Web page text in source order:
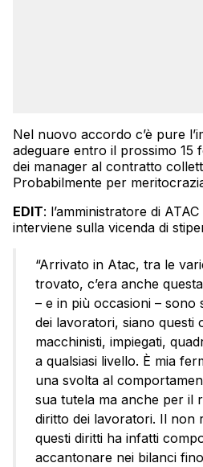
Nel nuovo accordo c’è pure
adeguare entro il prossimo 15
dei manager al contratto
Probabilmente per
EDIT: l’amministratore di
interviene sulla vicenda di
“Arrivato in Atac, tra le
trovato, c’era anche
– e in più occasioni – sono
dei lavoratori, siano questi
macchinisti, impiegati,
a qualsiasi livello. È mia
una svolta al
sua tutela ma anche per il
diritto dei lavoratori. Il non
questi diritti ha infatti
accantonare nei bilanci